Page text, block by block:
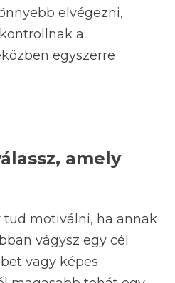
elvégezni,
a
egyszerre
amely
tud motiválni, ha annak
vágysz egy cél
vagy képes